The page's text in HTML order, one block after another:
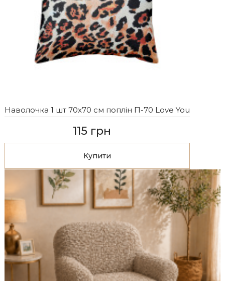
Наволочка 1 шт 70x70 см поплін П-70 Love You
115 грн
Купити